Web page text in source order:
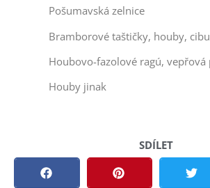
Pošumavská zelnice
Bramborové taštičky, houby,
Houbovo-fazolové ragú, vepřová
Houby jinak
Houbová paštika, polenta,
Houbová paštika, polenta,
Pošumavská zelnice
Pošumavská zelnice
Pošumavská zelnice
Bramborové taštičky,
Bramborové taštičky,
Houbovo-fazolové ragú,
Houbovo-fazolové ragú,
Houbovo-fazolové ragú,
Houby jinak
IMG_4700
IMG_4694
SDÍLET